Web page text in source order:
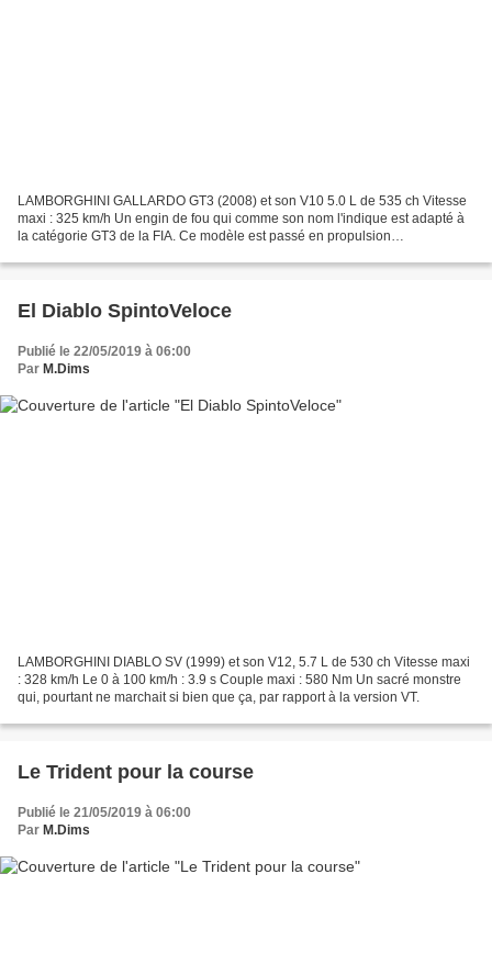
LAMBORGHINI GALLARDO GT3 (2008) et son V10 5.0 L de 535 ch Vitesse
maxi : 325 km/h Un engin de fou qui comme son nom l'indique est adapté à
la catégorie GT3 de la FIA. Ce modèle est passé en propulsion
El Diablo SpintoVeloce
Publié le 22/05/2019 à 06:00
Par M.Dims
LAMBORGHINI DIABLO SV (1999) et son V12, 5.7 L de 530 ch Vitesse maxi
: 328 km/h Le 0 à 100 km/h : 3.9 s Couple maxi : 580 Nm Un sacré monstre
qui, pourtant ne marchait si bien que ça, par rapport à la version VT.
Le Trident pour la course
Publié le 21/05/2019 à 06:00
Par M.Dims